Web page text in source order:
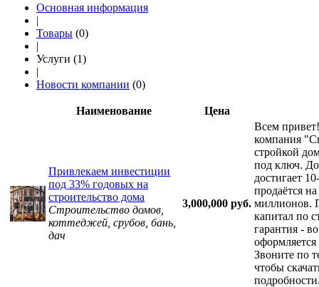
Основная информация
|
Товары (0)
|
Услуги (1)
|
Новости компании (0)
Наименование Цена
Привлекаем инвестиции
под 33% годовых на
строительство дома
Строительство домов,
коттеджей, срубов, бань,
дач
3,000,000 руб.
Всем
компания
стройкой
под ключ.
достигает
продаётся
миллионов.
капитал по
гарантия -
оформляется
Звоните по
чтобы